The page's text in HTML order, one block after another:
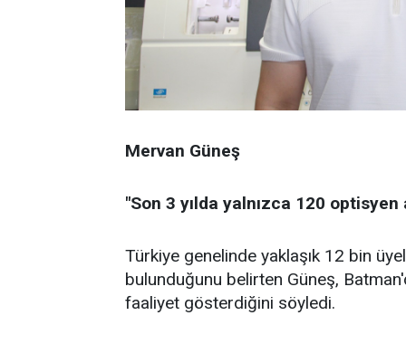
Mervan Güneş
"Son 3 yılda yalnızca 120
Türkiye genelinde yaklaşık 12 bin
bulunduğunu belirten Güneş,
faaliyet gösterdiğini söyledi.